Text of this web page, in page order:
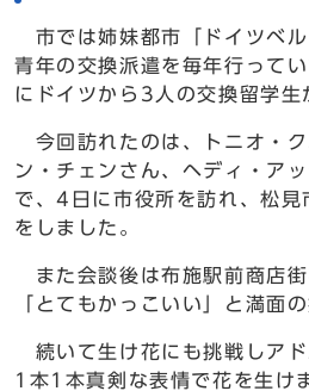
市では姉妹都市「ドイツベル
青年の交換派遣を毎年行って
にドイツから3人の交換留学生
今回訪れたのは、トニオ・
ン・チェンさん、ヘディ・ア
で、4日に市役所を訪れ、松見
をしました。
また会談後は布施駅前商店
「とてもかっこいい」と満面の
続いて生け花にも挑戦しアド
1本1本真剣な表情で花を生け